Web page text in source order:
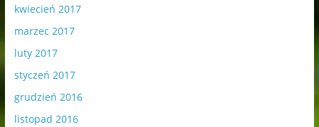
kwiecień 2017
marzec 2017
luty 2017
styczeń 2017
grudzień 2016
listopad 2016